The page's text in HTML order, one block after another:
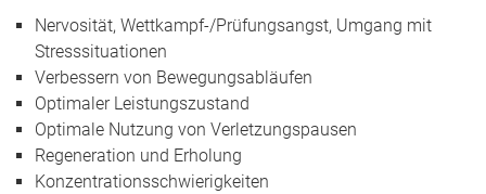
Nervosität, Wettkampf-/Prüfungsangst, Umgang mit
Stresssituationen
Verbessern von Bewegungsabläufen
Optimaler Leistungszustand
Optimale Nutzung von Verletzungspausen
Regeneration und Erholung
Konzentrationsschwierigkeiten